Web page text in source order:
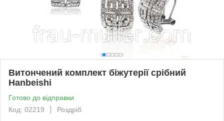
Витончений комплект біжутерії срібний
Hanbeishi
Готово до відправки
Код: 02219
Роздріб